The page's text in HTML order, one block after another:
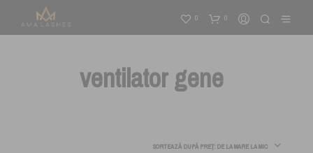
0 0
ventilator gene
SORTEAZĂ DUPĂ PREȚ: DE LA MARE LA MIC